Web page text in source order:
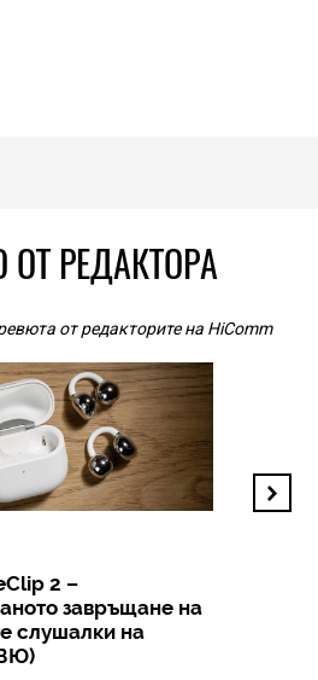
ОТ РЕДАКТОРА
от редакторите на HiComm
2 –
завръщане на
слушалки на